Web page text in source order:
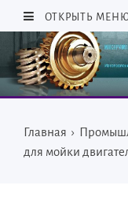
ОТКРЫТЬ
Главная ›
для мойки